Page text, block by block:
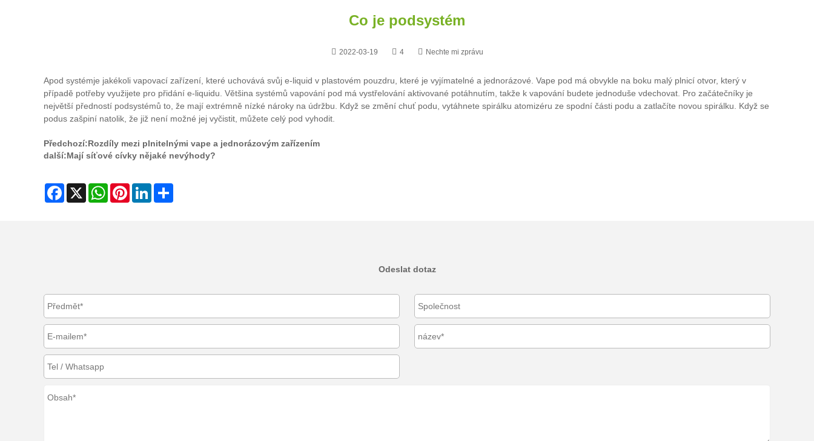
Co je podsystém
2022-03-19 4 Nechte mi zprávu
Apod systémje jakékoli vapovací zařízení, které uchovává svůj e-liquid v plastovém pouzdru, které je vyjímatelné a jednorázové. Vape pod má obvykle na boku malý plnicí otvor, který v
případě potřeby využijete pro přidání e-liquidu. Většina systémů vapování pod má vystřelování aktivované potáhnutím, takže k vapování budete jednoduše vdechovat. Pro začátečníky je
největší předností podsystémů to, že mají extrémně nízké nároky na údržbu. Když se změní chuť podu, vytáhnete spirálku atomizéru ze spodní části podu a zatlačíte novou spirálku. Když se
podus zašpiní natolik, že již není možné jej vyčistit, můžete celý pod vyhodit.
Předchozí:Rozdíly mezi plnitelnými vape a jednorázovým zařízením
další:Mají síťové cívky nějaké nevýhody?
Facebook WhatsAppPinterestLinkedIn
Odeslat dotaz